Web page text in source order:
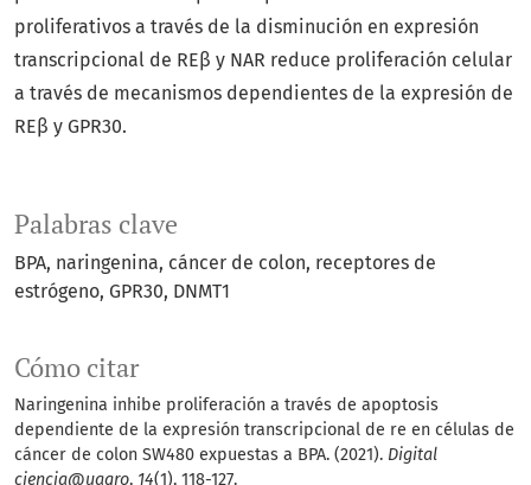
Palabras clave
BPA naringenina cáncer de colon receptores de
estrógeno GPR30 DNMT1
Cómo citar
Naringenina inhibe proliferación a través de apoptosis
dependiente de la expresión transcripcional de re en células de
cáncer de colon SW480 expuestas a BPA. (2021). Digital
ciencia@uaqro, 14(1), 118-127.
proliferativos a través de la disminución en expresión
transcripcional de REβ y NAR reduce proliferación celular
a través de mecanismos dependientes de la expresión de
REβ y GPR30.